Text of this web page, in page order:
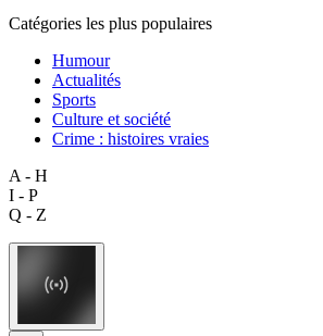
Catégories les plus populaires
Humour
Actualités
Sports
Culture et société
Crime : histoires vraies
A - H
I - P
Q - Z